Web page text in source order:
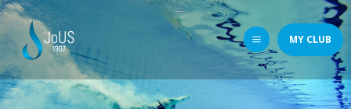
MY CLUB